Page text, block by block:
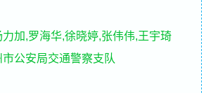
加,罗海华,徐晓婷,张伟伟,王宇琦
公安局交通警察支队